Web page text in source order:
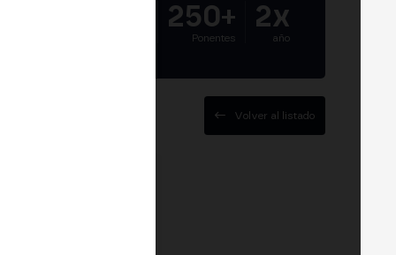
250+
Ponentes
2x
año
Volver al listado